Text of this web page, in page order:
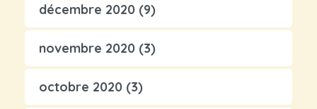
décembre 2020 (9)
novembre 2020 (3)
octobre 2020 (3)